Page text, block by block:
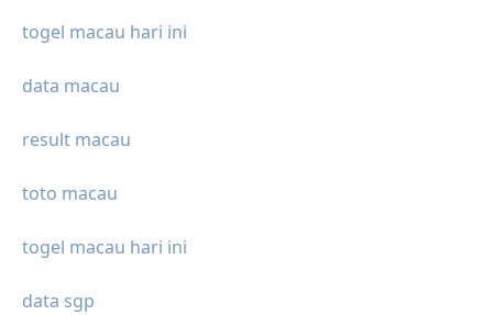
togel macau hari ini
data macau
result macau
toto macau
togel macau hari ini
data sgp